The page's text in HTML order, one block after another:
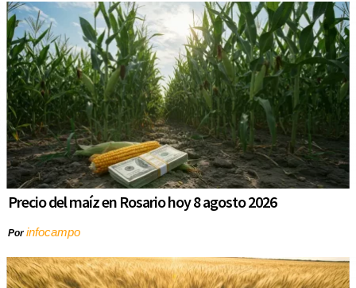
Precio del maíz en Rosario hoy 8 agosto 2026
Porinfocampo